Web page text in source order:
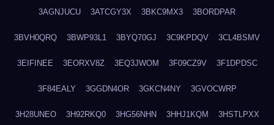
3AGNJUCU 3ATCGY3X 3BKC9MX3 3BORDPAR
3BVH0QRQ 3BWP93L1 3BYQ70GJ 3C9KPDQV 3CL4BSMV
3EIFINEE 3EORXV8Z 3EQ3JWOM 3F09CZ9V 3F1DPDSC
3F84EALY 3GGDN4OR 3GKCN4NY 3GVOCWRP
3H28UNEO 3H92RKQ0 3HG56NHN 3HHJ1KQM 3HSTLPXX